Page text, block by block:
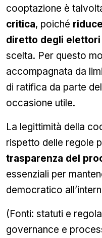
cooptazione è
critica, poiché
diretto degli elettori
scelta. Per questo
accompagnata da
di ratifica da parte
occasione utile.
La legittimità della
rispetto delle regole
trasparenza del
essenziali per
democratico
(Fonti: statuti e
governance e